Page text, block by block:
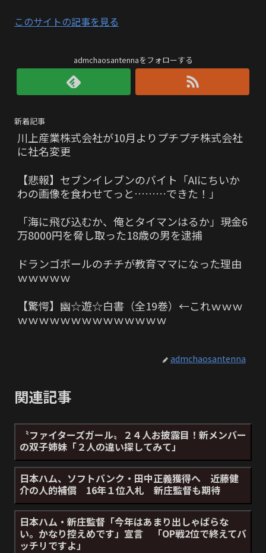
このサイトの記事を見る
admchaosantennaをフォローする
新着記事
川上産業株式会社が10月よりプチプチ株式会社
に社名変更
【悲報】セブンイレブンのバイト「AIにちいか
わの画像を食わせてっと………できた！」
「海に飛び込むか、俺とタイマンはるか」現金6
万8000円を脅し取った18歳の男を逮捕
ドランゴボールのチチが教育ママになった理由
ｗｗｗｗｗ
【驚愕】幽☆遊☆白書（全19巻）←これｗｗｗ
ｗｗｗｗｗｗｗｗｗｗｗｗｗｗ
admchaosantenna
関連記事
〝ファイターズガール〟２４人お披露目！新メンバー
の双子姉妹「２人の違い探してみて」
日本ハム、ソフトバンク・田中正義獲得へ 近藤健
介の人的補償 16年１位入札 新庄監督も期待
日本ハム・新庄監督「今年はあまり出しゃばらな
い。かなり控えめです」宣言 「OP戦2位で終えてバ
ッチリですよ」